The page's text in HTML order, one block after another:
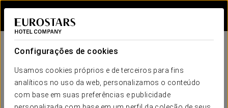
Configurações de cookies
Usamos cookies próprios e de terceiros para fins
analíticos no uso da web, personalizamos o conteúdo
com base em suas preferências e publicidade
Perguntas frequentes
RESOLVA AS SUAS DÚVIDAS